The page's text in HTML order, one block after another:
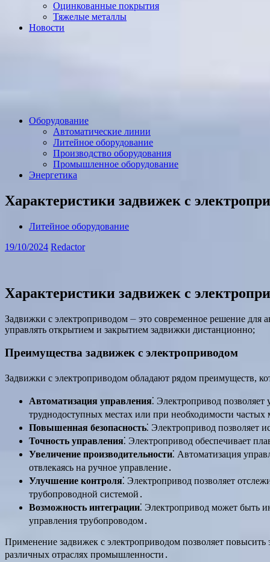
Оцинкованные покрытия
Тяжелые металлы
Новости
Оборудование
Автоматические линии
Литейное оборудование
Производство оборудования
Промышленное оборудование
Энергетика
Характеристики задвижек с
Литейное оборудование
19/10/2024 Redactor
Характеристики задвижек с
Задвижки с электроприводом ⏤ это современное решение для
управлять открытием и закрытием задвижки дистанционно;
Преимущества задвижек с электроприводом
Задвижки с электроприводом обладают рядом преимуществ,
Автоматизация управления⁚ Электропривод
труднодоступных местах или при необходимости
Повышенная безопасность⁚ Электропривод позволяет
Точность управления⁚ Электропривод обеспечивает
Увеличение производительности⁚ Автоматизация
отвлекаясь на ручное управление․
Улучшение контроля⁚ Электропривод позволяет
трубопроводной системой․
Возможность интеграции⁚ Электропривод может быть
управления трубопроводом․
Применение задвижек с электроприводом позволяет
различных отраслях промышленности․